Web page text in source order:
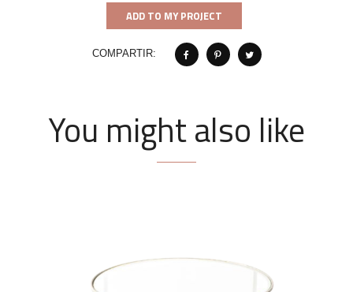
ADD TO MY PROJECT
COMPARTIR:
You might also like